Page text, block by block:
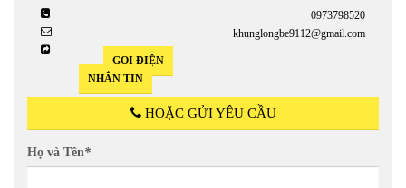
0973798520
khunglongbe9112@gmail.com
GỌI ĐIỆN
NHẮN TIN
HOẶC GỬI YÊU CẦU
Họ và Tên*